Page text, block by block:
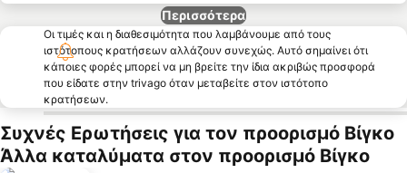
Περισσότερα
Οι τιμές και η διαθεσιμότητα που λαμβάνουμε από τους
ιστότοπους κρατήσεων αλλάζουν συνεχώς. Αυτό σημαίνει ότι
κάποιες φορές μπορεί να μη βρείτε την ίδια ακριβώς προσφορά
που είδατε στην trivago όταν μεταβείτε στον ιστότοπο
κρατήσεων.
Συχνές Ερωτήσεις για τον προορισμό Βίγκο
Άλλα καταλύματα στον προορισμό Βίγκο